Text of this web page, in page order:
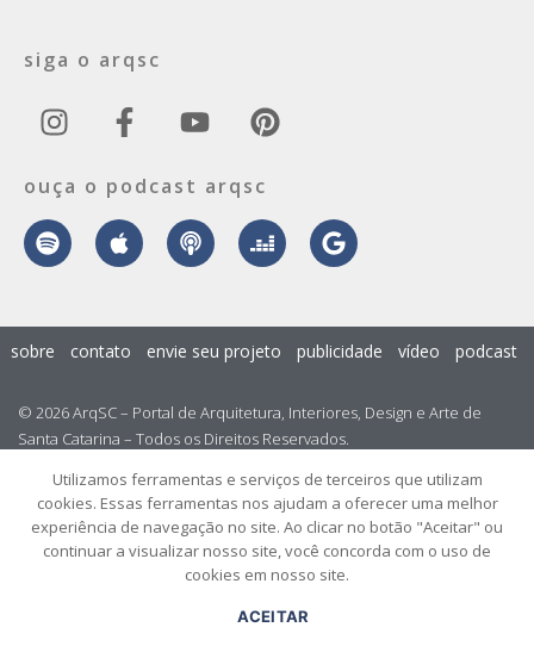
siga o arqsc
ouça o podcast arqsc
© 2026 ArqSC – Portal de Arquitetura, Interiores, Design e Arte de
Santa Catarina – Todos os Direitos Reservados.
sobre contato envie seu projeto publicidade vídeo podcast
Utilizamos ferramentas e serviços de terceiros que utilizam
cookies. Essas ferramentas nos ajudam a oferecer uma melhor
experiência de navegação no site. Ao clicar no botão "Aceitar" ou
continuar a visualizar nosso site, você concorda com o uso de
cookies em nosso site.
ACEITAR